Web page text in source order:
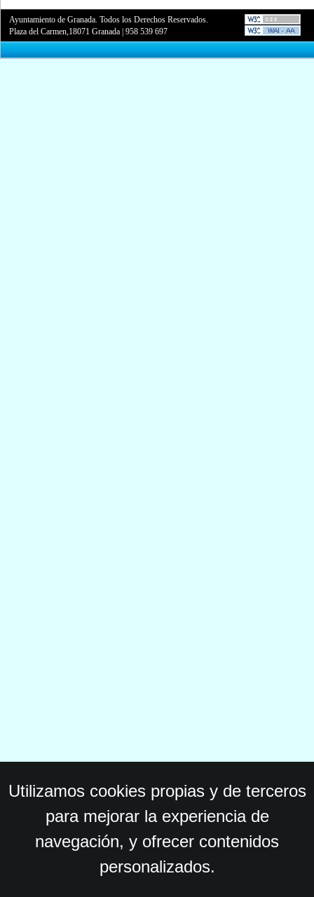
Ayuntamiento de Granada. Todos los Derechos Reservados.
Plaza del Carmen,18071 Granada |958 539 697
Utilizamos cookies propias y de terceros
para mejorar la experiencia de
navegación, y ofrecer contenidos
personalizados.